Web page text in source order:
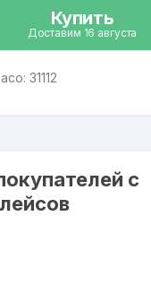
Купить
Доставим 16 августа
31112
с